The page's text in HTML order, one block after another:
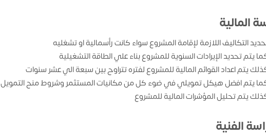
المالية
التكاليف اللازمة لإقامة المشروع سواء كانت رأسمالية او تشغليه
يتم تحديد الإيرادات السنوية للمشروع بناء علي الطاقة التشغيلية
يتم اعداد القوائم المالية للمشروع لفتره تتراوح بين سبعة الي عشر سنوات
يتم افضل هيكل تمويلي في ضوء كل من مكانيات المستثمر وشروط منح التمويل
يتم تحليل المؤشرات المالية للمشروع
الفنية